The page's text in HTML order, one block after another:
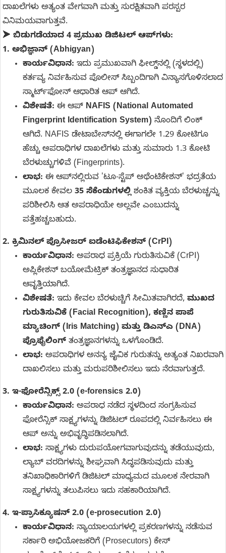
ದಾಖಲೆಗಳು ಅತ್ಯಂತ ವೇಗವಾಗಿ ಮತ್ತು ಸುರಕ್ಷಿತವಾಗಿ ಪರಸ್ಪರ
ವಿನಿಮಯವಾಗುತ್ತವೆ.
➤ ಬಿಡುಗಡೆಯಾದ 4 ಪ್ರಮುಖ ಡಿಜಿಟಲ್ ಆಪ್‌ಗಳು:
1. ಅಭಿಜ್ಞಾನ್ (Abhigyan)
ಕಾರ್ಯವಿಧಾನ: ಇದು ಪ್ರಮುಖವಾಗಿ ಫೀಲ್ಡ್‌ನಲ್ಲಿ (ಸ್ಥಳದಲ್ಲಿ)
ಕರ್ತವ್ಯ ನಿರ್ವಹಿಸುವ ಪೊಲೀಸ್ ಸಿಬ್ಬಂದಿಗಾಗಿ ವಿನ್ಯಾಸಗೊಳಿಸಲಾದ
ಸ್ಮಾರ್ಟ್‌ಫೋನ್ ಆಧಾರಿತ ಆಪ್ ಆಗಿದೆ.
ವಿಶೇಷತೆ: ಈ ಆಪ್ NAFIS (National Automated
Fingerprint Identification System) ನೊಂದಿಗೆ ಲಿಂಕ್
ಆಗಿದೆ. NAFIS ಡೇಟಾಬೇಸ್‌ನಲ್ಲಿ ಈಗಾಗಲೇ 1.29 ಕೋಟಿಗೂ
ಹೆಚ್ಚು ಅಪರಾಧಿಗಳ ದಾಖಲೆಗಳು ಮತ್ತು ಸುಮಾರು 1.3 ಕೋಟಿ
ಬೆರಳುಚ್ಚುಗಳಿವೆ (Fingerprints).
ಲಾಭ: ಈ ಆಪ್‌ನಲ್ಲಿರುವ 'ಟೂ-ಸ್ಟೆಪ್ ಅಥೆಂಟಿಕೇಶನ್' ಭದ್ರತೆಯ
ಮೂಲಕ ಕೇವಲ 35 ಸೆಕೆಂಡುಗಳಲ್ಲಿಶಂಕಿತ ವ್ಯಕ್ತಿಯ ಬೆರಳುಚ್ಚನ್ನು
ಪರಿಶೀಲಿಸಿ ಆತ ಅಪರಾಧಿಯೇ ಅಲ್ಲವೇ ಎಂಬುದನ್ನು
ಪತ್ತೆಹಚ್ಚಬಹುದು.
2. ಕ್ರಿಮಿನಲ್ ಪ್ರೊಸೀಜರ್ ಐಡೆಂಟಿಫಿಕೇಶನ್ (CrPI)
ಕಾರ್ಯವಿಧಾನ: ಅಪರಾಧ ಪ್ರಕ್ರಿಯೆ ಗುರುತಿಸುವಿಕೆ (CrPI)
ಅಪ್ಲಿಕೇಶನ್ ಬಯೋಮೆಟ್ರಿಕ್ ತಂತ್ರಜ್ಞಾನದ ಸುಧಾರಿತ
ಆವೃತ್ತಿಯಾಗಿದೆ.
ವಿಶೇಷತೆ: ಇದು ಕೇವಲ ಬೆರಳುಚ್ಚಿಗೆ ಸೀಮಿತವಾಗಿರದೆ, ಮುಖದ
ಗುರುತಿಸುವಿಕೆ (Facial Recognition), ಕಣ್ಣಿನ ಪಾಪೆ
ಮ್ಯಾಚಿಂಗ್ (Iris Matching) ಮತ್ತು ಡಿಎನ್ಎ (DNA)
ಪ್ರೊಫೈಲಿಂಗ್ ತಂತ್ರಜ್ಞಾನಗಳನ್ನು ಒಳಗೊಂಡಿದೆ.
ಲಾಭ: ಅಪರಾಧಿಗಳ ಅನನ್ಯ ಜೈವಿಕ ಗುರುತನ್ನು ಅತ್ಯಂತ ನಿಖರವಾಗಿ
ದಾಖಲಿಸಲು ಮತ್ತು ಮರುಪರಿಶೀಲಿಸಲು ಇದು ನೆರವಾಗುತ್ತದೆ.
3. ಇ-ಫೋರೆನ್ಸಿಕ್ಸ್ 2.0 (e-forensics 2.0)
ಕಾರ್ಯವಿಧಾನ: ಅಪರಾಧ ನಡೆದ ಸ್ಥಳದಿಂದ ಸಂಗ್ರಹಿಸುವ
ಫೋರೆನ್ಸಿಕ್ ಸಾಕ್ಷ್ಯಗಳನ್ನು ಡಿಜಿಟಲ್ ರೂಪದಲ್ಲಿ ನಿರ್ವಹಿಸಲು ಈ
ಆಪ್ ಅನ್ನು ಅಭಿವೃದ್ಧಿಪಡಿಸಲಾಗಿದೆ.
ಲಾಭ: ಸಾಕ್ಷ್ಯಗಳು ದುರುಪಯೋಗವಾಗುವುದನ್ನು ತಡೆಯುವುದು,
ಲ್ಯಾಬ್ ವರದಿಗಳನ್ನು ಶೀಘ್ರವಾಗಿ ಸಿದ್ಧಪಡಿಸುವುದು ಮತ್ತು
ತನಿಖಾಧಿಕಾರಿಗಳಿಗೆ ಡಿಜಿಟಲ್ ಮಾಧ್ಯಮದ ಮೂಲಕ ನೇರವಾಗಿ
ಸಾಕ್ಷ್ಯಗಳನ್ನು ತಲುಪಿಸಲು ಇದು ಸಹಕಾರಿಯಾಗಿದೆ.
4. ಇ-ಪ್ರಾಸಿಕ್ಯೂಷನ್ 2.0 (e-prosecution 2.0)
ಕಾರ್ಯವಿಧಾನ: ನ್ಯಾಯಾಲಯಗಳಲ್ಲಿ ಪ್ರಕರಣಗಳನ್ನು ನಡೆಸುವ
ಸರ್ಕಾರಿ ಅಭಿಯೋಜಕರಿಗೆ (Prosecutors) ಕೇಸ್